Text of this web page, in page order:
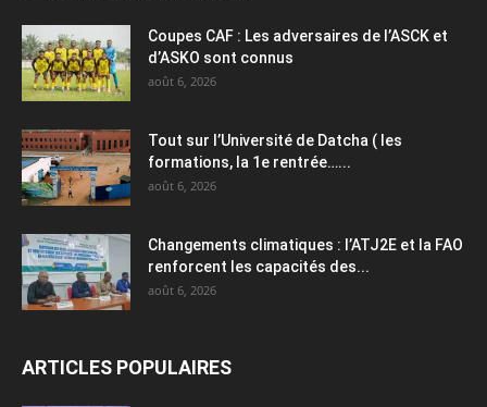
Coupes CAF : Les adversaires de l’ASCK et
d’ASKO sont connus
août 6, 2026
Tout sur l’Université de Datcha ( les
formations, la 1e rentrée…...
août 6, 2026
Changements climatiques : l’ATJ2E et la FAO
renforcent les capacités des...
août 6, 2026
ARTICLES POPULAIRES